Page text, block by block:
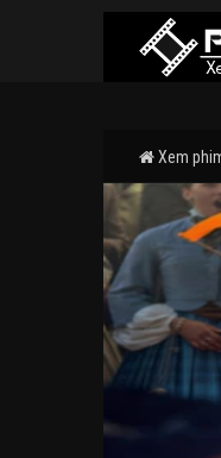
Xem